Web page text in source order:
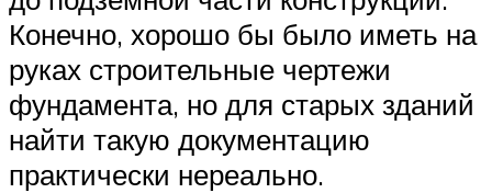
Конечно, хорошо бы было иметь на
руках строительные чертежи
фундамента, но для старых зданий
найти такую документацию
практически нереально.